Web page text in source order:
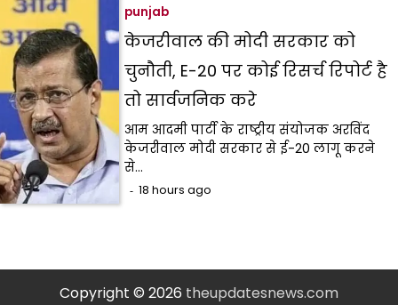
punjab
केजरीवाल की मोदी सरकार को
चुनौती, E-20 पर कोई रिसर्च रिपोर्ट है
तो सार्वजनिक करे
आम आदमी पार्टी के राष्ट्रीय संयोजक अरविंद
केजरीवाल मोदी सरकार से ई-20 लागू करने
से…
18 hours ago
Copyright © 2026 theupdatesnews.com